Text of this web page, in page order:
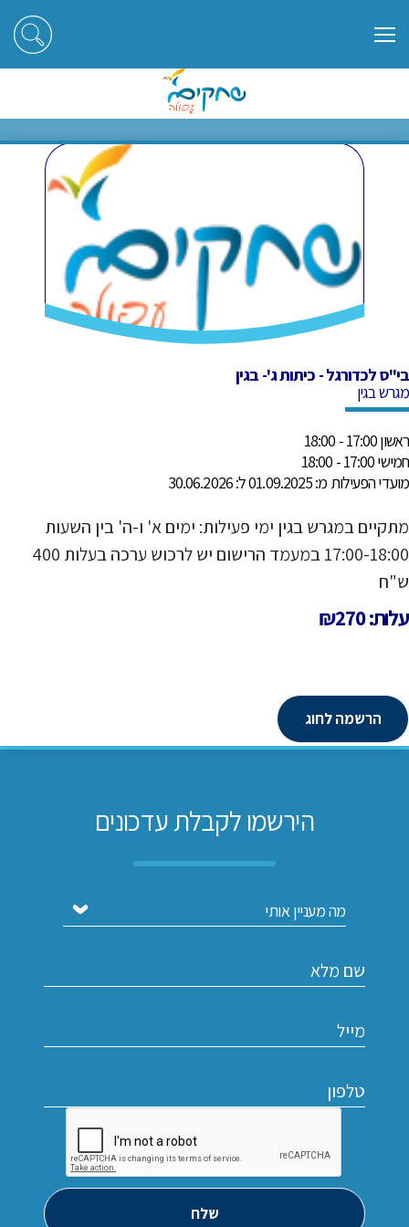
בי"ס לכדורגל - כיתות ג'- בגין
בי"ס לכדורגל - כיתות ג'- בגין
מגרש בגין
ראשון 17:00 - 18:00
חמישי 17:00 - 18:00
מועדי הפעילות מ: 01.09.2025 ל: 30.06.2026
מתקיים במגרש בגין ימי פעילות: ימים א' ו-ה' בין השעות
17:00-18:00 במעמד הרישום יש לרכוש ערכה בעלות 400
ש"ח
עלות: ₪270
הרשמה לחוג
הירשמו לקבלת עדכונים
שלח